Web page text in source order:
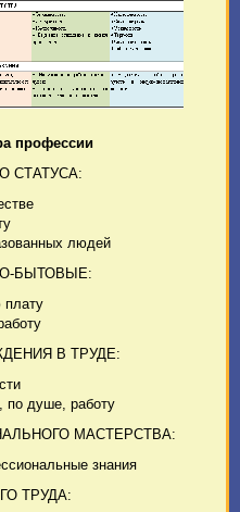
профессии
СТАТУСА:
людей
БЫТОВЫЕ:
плату
В ТРУДЕ:
по душе, работу
МАСТЕРСТВА:
знания
ТРУДА: